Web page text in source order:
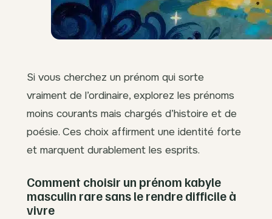
Si vous cherchez un prénom qui sorte
vraiment de l’ordinaire, explorez les prénoms
moins courants mais chargés d’histoire et de
poésie. Ces choix affirment une identité forte
et marquent durablement les esprits.
Comment choisir un prénom kabyle
masculin rare sans le rendre difficile à
vivre